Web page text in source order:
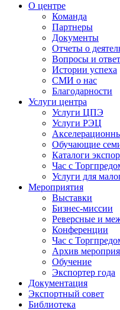
О центре
Команда
Партнеры
Документы
Отчеты о
Вопросы и
Истории успеха
СМИ о нас
Благодарности
Услуги центра
Услуги ЦПЭ
Услуги РЭЦ
Обучающие
Каталоги
Час с
Услуги для
Мероприятия
Выставки
Бизнес-миссии
Реверсные и
Конференции
Час с
Архив
Обучение
Экспортер года
Документация
Экспортный совет
Библиотека